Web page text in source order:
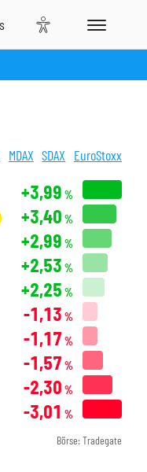
MDAX SDAX EuroStoxx
+3,99 %
+3,40 %
+2,99 %
+2,53 %
+2,25 %
-1,13 %
-1,17 %
-1,57 %
-2,30 %
-3,01 %
Börse: Tradegate